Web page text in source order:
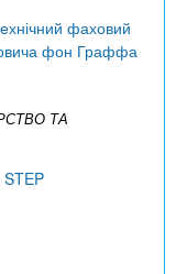
фаховий
фон Граффа
ТА